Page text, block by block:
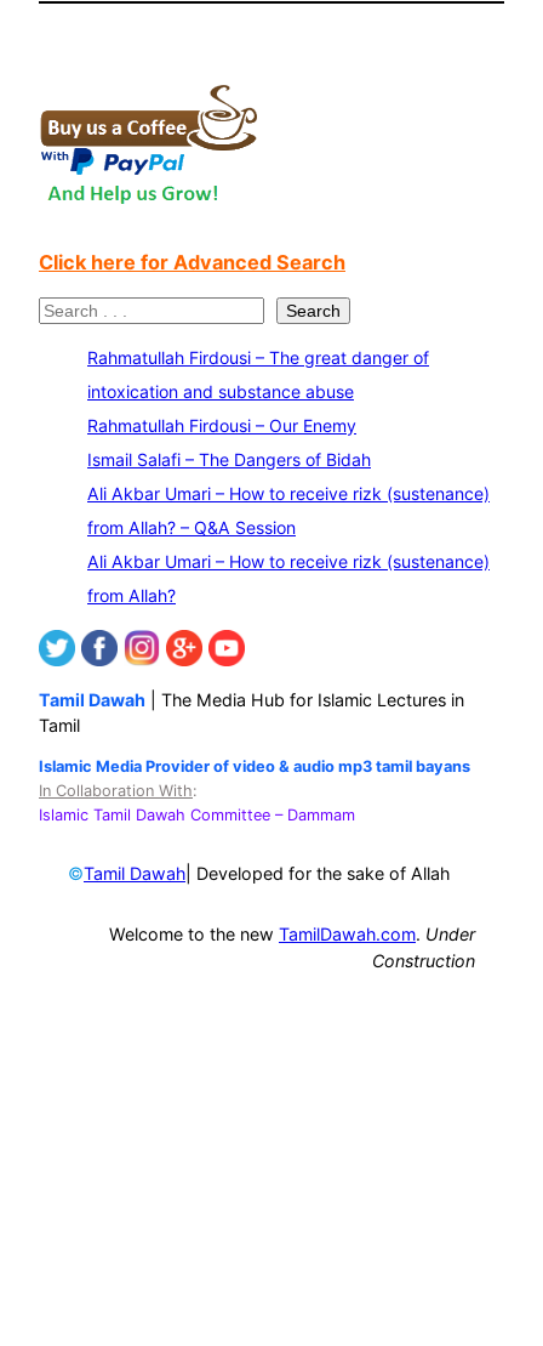
Click here for Advanced Search
S
Search
Rahmatullah Firdousi – The great danger of
intoxication and substance abuse
Rahmatullah Firdousi – Our Enemy
Ismail Salafi – The Dangers of Bidah
Ali Akbar Umari – How to receive rizk (sustenance)
from Allah? – Q&A Session
Ali Akbar Umari – How to receive rizk (sustenance)
from Allah?
Tamil Dawah | The Media Hub for Islamic Lectures in
Tamil
Islamic Media Provider of video & audio mp3 tamil bayans
In Collaboration With:
Islamic Tamil Dawah Committee – Dammam
©Tamil Dawah | Developed for the sake of Allah
Welcome to the new TamilDawah.com. Under
Construction